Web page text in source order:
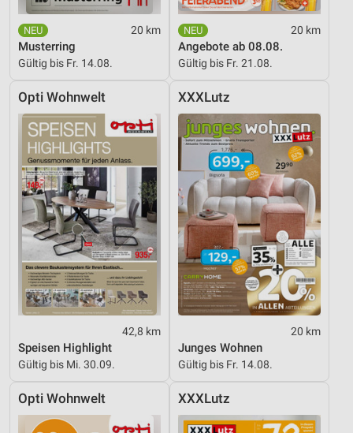
20 km
Musterring
Gültig bis Fr. 14.08.
20 km
Angebote ab 08.08.
Gültig bis Fr. 21.08.
Opti Wohnwelt
42,8 km
Speisen Highlight
Gültig bis Mi. 30.09.
XXXLutz
20 km
Junges Wohnen
Gültig bis Fr. 14.08.
Opti Wohnwelt XXXLutz
Funktional
Werbung